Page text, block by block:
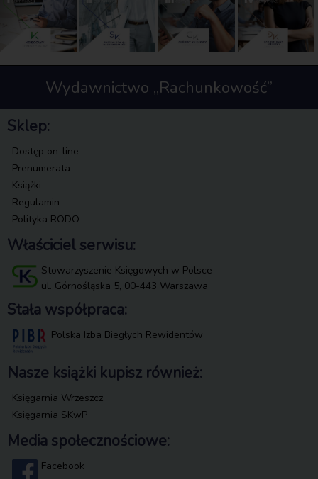
Wydawnictwo „Rachunkowość”
Sklep:
Dostęp on-line
Prenumerata
Książki
Regulamin
Polityka RODO
Właściciel serwisu:
Stowarzyszenie Księgowych w Polsce
ul. Górnośląska 5, 00-443 Warszawa
Stała współpraca:
Polska Izba Biegłych Rewidentów
Nasze książki kupisz również:
Księgarnia Wrzeszcz
Księgarnia SKwP
Media społecznościowe:
Facebook